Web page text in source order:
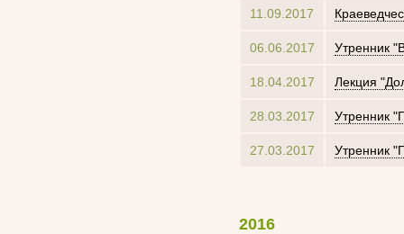
11.09.2017
06.06.2017 Утренник
18.04.2017 Лекция
28.03.2017 Утренник
27.03.2017 Утренник
2016